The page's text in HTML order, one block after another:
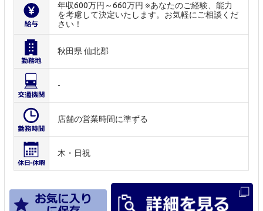
年収600万円～660万円 ※あなたのご経験、能力
を考慮して決定いたします。お気軽にご相談くだ
さい！
秋田県 仙北郡
-
店舗の営業時間に準ずる
木・日祝